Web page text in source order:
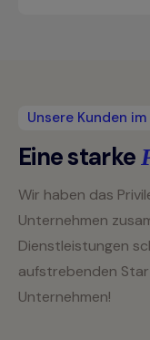
Unsere Kunden
Eine starke
Wir haben das
Unternehmen
Dienstleistungen
aufstrebenden
Unternehmen!